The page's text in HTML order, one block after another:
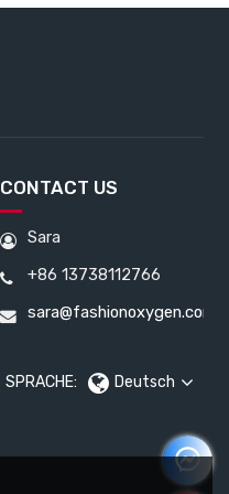
CONTACT US
Sara
+86 13738112766
sara@fashionoxygen.com
SPRACHE: Deutsch